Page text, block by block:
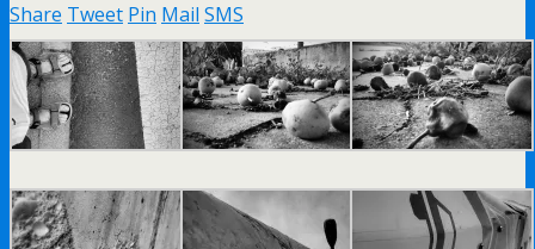
Share Tweet Pin Mail SMS